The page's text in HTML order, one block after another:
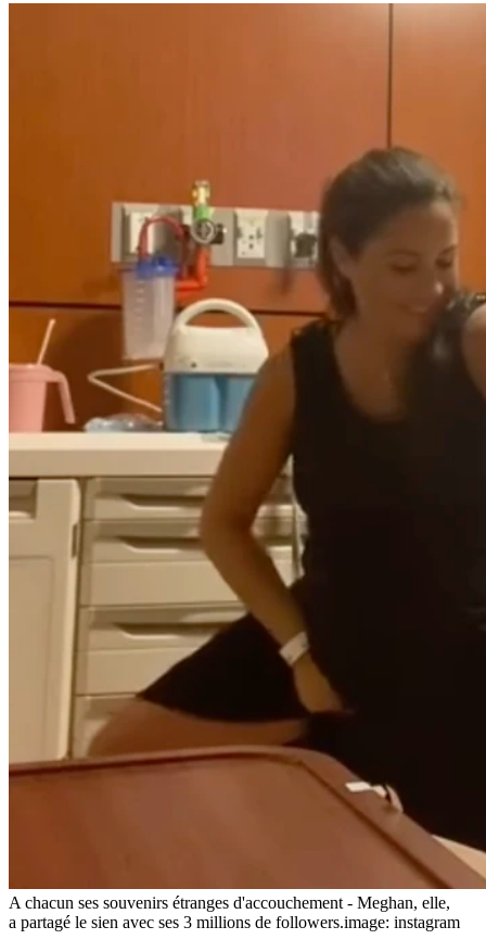
A chacun ses souvenirs étranges d'accouchement - Meghan, elle,
a partagé le sien avec ses 3 millions de followers.image: instagram